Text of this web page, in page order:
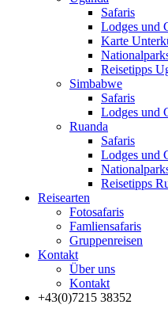
Safaris
Lodges und
Karte
Reisetipps
Simbabwe
Safaris
Lodges und
Ruanda
Safaris
Lodges und
Reisetipps
Reisearten
Fotosafaris
Famliensafaris
Gruppenreisen
Kontakt
Über uns
Kontakt
+43(0)7215 38352